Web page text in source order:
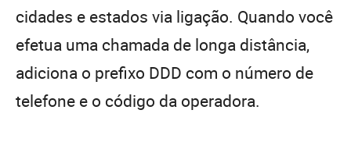
cidades e estados via ligação. Quando você
efetua uma chamada de longa distância,
adiciona o prefixo DDD com o número de
telefone e o código da operadora.